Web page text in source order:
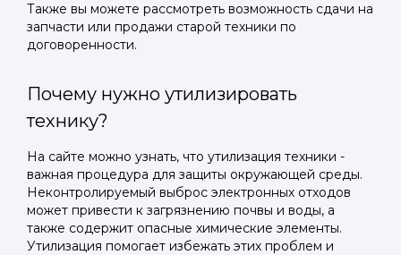
Также вы можете рассмотреть возможность сдачи на
запчасти или продажи старой техники по
договоренности.
Почему нужно утилизировать
технику?
На сайте можно узнать, что утилизация техники -
важная процедура для защиты окружающей среды.
Неконтролируемый выброс электронных отходов
может привести к загрязнению почвы и воды, а
также содержит опасные химические элементы.
Утилизация помогает избежать этих проблем и